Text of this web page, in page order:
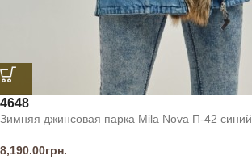
4648
Зимняя джинсовая парка Mila Nova П-42 синий
8,190.00грн.